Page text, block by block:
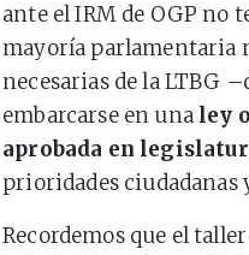
ante el IRM de OGP no
mayoría parlamentaria
necesarias de la LTBG
embarcarse en una ley
aprobada en
prioridades ciudadanas
Recordemos que el